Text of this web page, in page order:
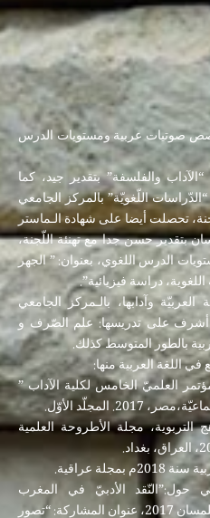
صوتيات عربية ومستويات الدرس
والفلسفة” بتقدير جيد، كما
اللّغويّة” بالمركز الجامعي
تحصلت أيضا على شهادة الـماستر
بتقدير حسن جدا مع تهنئة اللّجنة،
الدرس اللغوي، بعنوان: ” الجهر
دراسة فيزيائية”.
وآدابها، بالـمركز الجامعي
أشرف على تدريسها: علم الصّرف و
بالطور المتوسط كذلك.
اللغة العربية منها:
العلميّ الخامس لكلية الآداب ”
المجلّد الأوّل.
التربوية، مجلة الأطروحة العلمية
حول:”النّقد الأدبيّ في المغرب
العربيّ:آلياته و أعلامه” في جامعة تلمسان 2017، عنوان المشاركة: “تصور